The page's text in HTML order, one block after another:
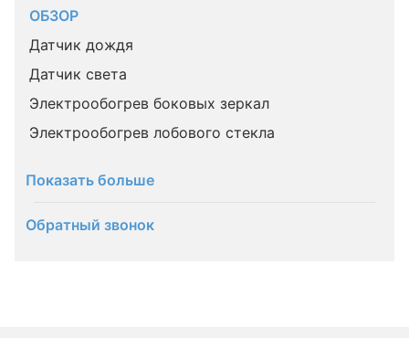
ОБЗОР
Датчик дождя
Датчик света
Электрообогрев боковых зеркал
Электрообогрев лобового стекла
Показать больше
Обратный звонок